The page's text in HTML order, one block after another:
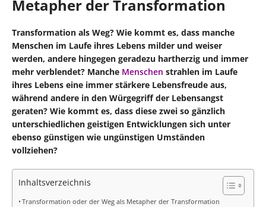
Metapher der Transformation
Transformation als Weg? Wie kommt es, dass manche
Menschen im Laufe ihres Lebens milder und weiser
werden, andere hingegen geradezu hartherzig und immer
mehr verblendet? Manche Menschen strahlen im Laufe
ihres Lebens eine immer stärkere Lebensfreude aus,
während andere in den Würgegriff der Lebensangst
geraten? Wie kommt es, dass diese zwei so gänzlich
unterschiedlichen geistigen Entwicklungen sich unter
ebenso günstigen wie ungünstigen Umständen
vollziehen?
Inhaltsverzeichnis
Transformation oder der Weg als Metapher der Transformation